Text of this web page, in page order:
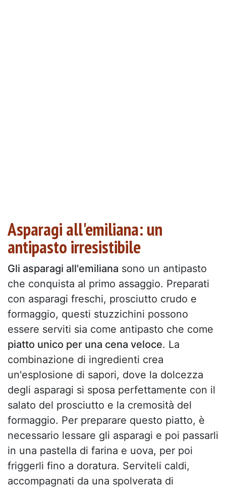
Asparagi all'emiliana: un
antipasto irresistibile
Gli asparagi all'emiliana sono un antipasto
che conquista al primo assaggio. Preparati
con asparagi freschi, prosciutto crudo e
formaggio, questi stuzzichini possono
essere serviti sia come antipasto che come
piatto unico per una cena veloce. La
combinazione di ingredienti crea
un'esplosione di sapori, dove la dolcezza
degli asparagi si sposa perfettamente con il
salato del prosciutto e la cremosità del
formaggio. Per preparare questo piatto, è
necessario lessare gli asparagi e poi passarli
in una pastella di farina e uova, per poi
friggerli fino a doratura. Serviteli caldi,
accompagnati da una spolverata di